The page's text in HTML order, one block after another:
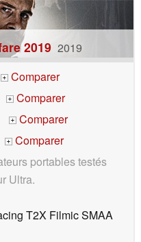
2019 2019
+
Comparer
+
Comparer
+
Comparer
+
Comparer
portables testés
Ultra.
T2X Filmic SMAA